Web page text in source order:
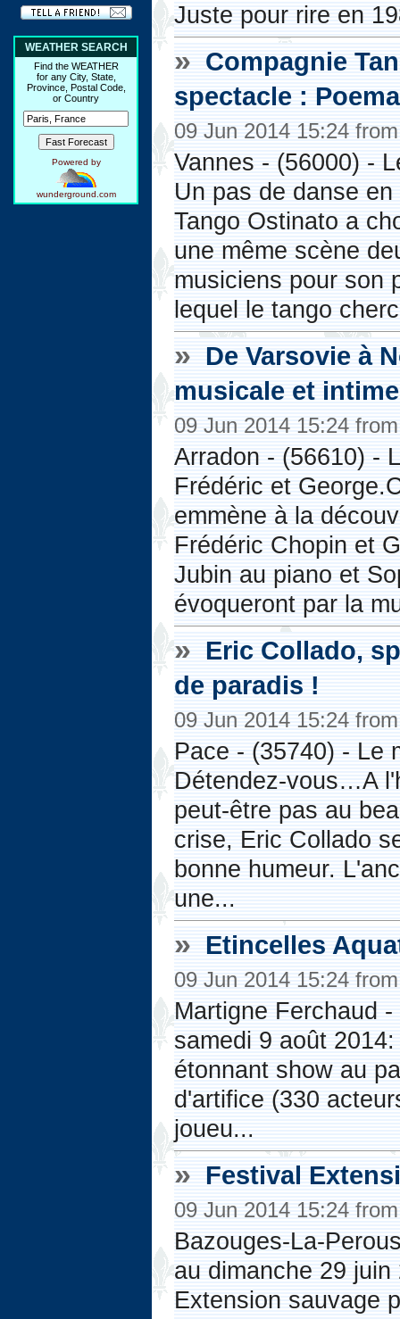
WEATHER SEARCH
Find the WEATHER
for any City, State,
Province, Postal Code,
or Country
Powered by
wunderground.com
Juste pour rire en
» Compagnie
spectacle :
09 Jun 2014 15:24
Vannes - (56000) -
Un pas de danse
Tango Ostinato a
une même scène
musiciens pour son
lequel le tango
» De Varsovie à
musicale et
09 Jun 2014 15:24
Arradon - (56610) -
Frédéric et
emmène à la
Frédéric Chopin et
Jubin au piano et
évoqueront par la
» Eric Collado,
de paradis !
09 Jun 2014 15:24
Pace - (35740) - Le
Détendez-vous…A
peut-être pas au
crise, Eric Collado
bonne humeur.
une...
» Etincelles
09 Jun 2014 15:24
Martigne Ferchaud
samedi 9 août
étonnant show au
d'artifice (330
joueu...
» Festival
09 Jun 2014 15:24
Bazouges-La-
au dimanche 29
Extension sauvage